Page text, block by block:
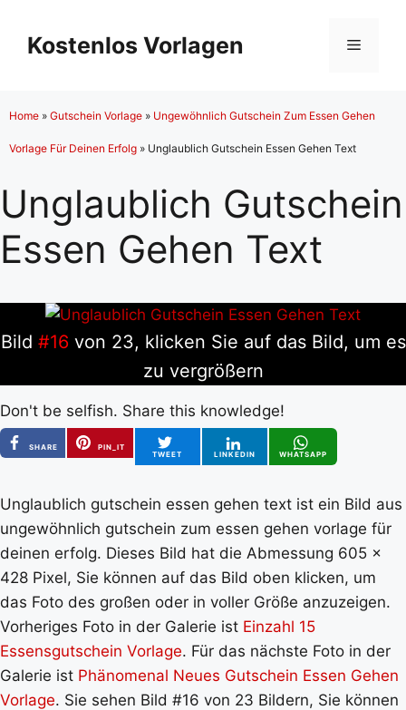
Inhalt
springen
Kostenlos Vorlagen Menü
Home » Gutschein Vorlage » Ungewöhnlich Gutschein Zum Essen Gehen
Vorlage Für Deinen Erfolg » Unglaublich Gutschein Essen Gehen Text
Unglaublich Gutschein
Essen Gehen Text
Bild #16von 23, klicken Sie auf das Bild, um es
zu vergrößern
Don't be selfish. Share this knowledge!
SHARE
PIN_IT
TWEET
LINKEDIN WHATSAPP
Unglaublich gutschein essen gehen text ist ein Bild aus
ungewöhnlich gutschein zum essen gehen vorlage für
deinen erfolg. Dieses Bild hat die Abmessung 605 x
428 Pixel, Sie können auf das Bild oben klicken, um
das Foto des großen oder in voller Größe anzuzeigen.
Vorheriges Foto in der Galerie ist Einzahl 15
Essensgutschein Vorlage. Für das nächste Foto in der
Galerie ist Phänomenal Neues Gutschein Essen Gehen
Vorlage. Sie sehen Bild #16 von 23 Bildern, Sie können